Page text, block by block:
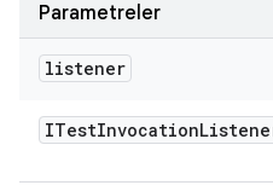
Parametreler
listener
ITestInvocation